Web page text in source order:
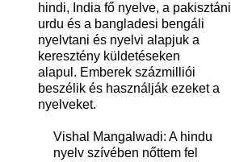
hindi, India fő nyelve, a pakisztáni
urdu és a bangladesi bengáli
nyelvtani és nyelvi alapjuk a
keresztény küldetéseken
alapul. Emberek százmilliói
beszélik és használják ezeket a
nyelveket.
Vishal Mangalwadi: A hindu
nyelv szívében nőttem fel